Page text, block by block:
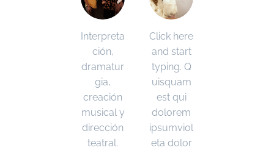
Interpreta
ción,
dramatur
gia,
creación
musical y
dirección
teatral.
Click here
and start
typing. Q
uisquam
est qui
dolorem
ipsumviol
eta dolor